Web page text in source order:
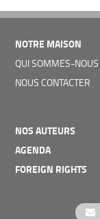
NOTRE MAISON
QUI SOMMES-NOUS
NOUS CONTACTER
NOS AUTEURS
AGENDA
FOREIGN RIGHTS